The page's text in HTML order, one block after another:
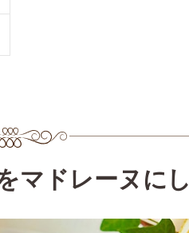
マドレーヌに